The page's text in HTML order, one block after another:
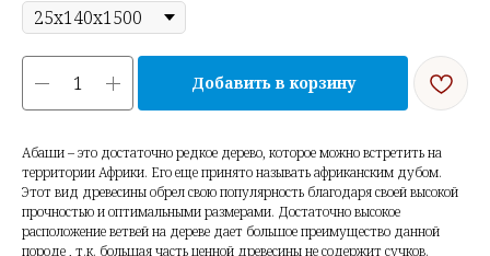
Добавить в корзину
Абаши – это достаточно редкое дерево, которое можно встретить на
территории Африки. Его еще принято называть африканским дубом.
Этот вид древесины обрел свою популярность благодаря своей высокой
прочностью и оптимальными размерами. Достаточно высокое
расположение ветвей на дереве дает большое преимущество данной
породе , т.к. большая часть ценной древесины не содержит сучков.